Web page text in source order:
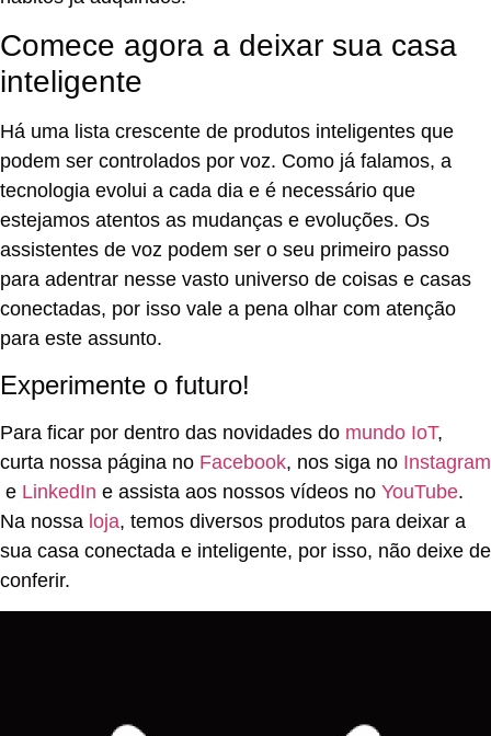
Comece agora a deixar sua casa
inteligente
Há uma lista crescente de produtos inteligentes que
podem ser controlados por voz. Como já falamos, a
tecnologia evolui a cada dia e é necessário que
estejamos atentos as mudanças e evoluções. Os
assistentes de voz podem ser o seu primeiro passo
para adentrar nesse vasto universo de coisas e casas
conectadas, por isso vale a pena olhar com atenção
para este assunto.
Experimente o futuro!
Para ficar por dentro das novidades do mundo IoT,
curta nossa página no Facebook, nos siga no Instagram
e LinkedIn e assista aos nossos vídeos no YouTube.
Na nossa loja, temos diversos produtos para deixar a
sua casa conectada e inteligente, por isso, não deixe de
conferir.